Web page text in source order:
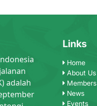
adalah
Links
Home
About Us
Members
News
Events